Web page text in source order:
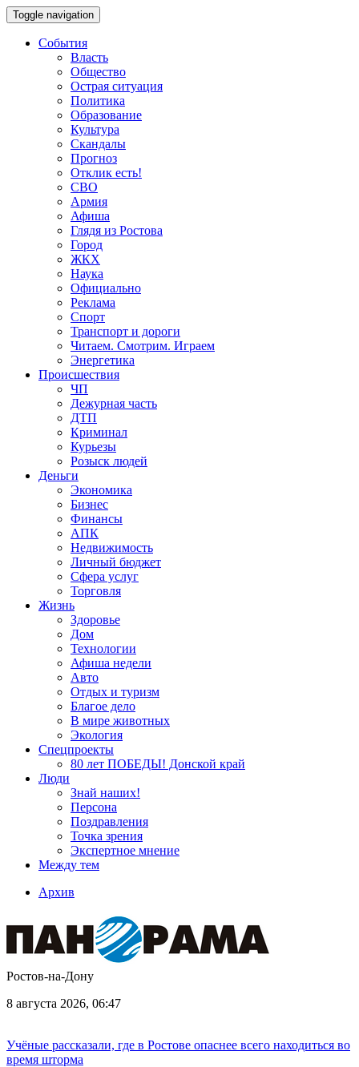
Toggle navigation
События
Власть
Общество
Острая ситуация
Политика
Образование
Культура
Скандалы
Прогноз
Отклик есть!
СВО
Армия
Афиша
Глядя из Ростова
Город
ЖКХ
Наука
Официально
Реклама
Спорт
Транспорт и дороги
Читаем. Смотрим. Играем
Энергетика
Происшествия
ЧП
Дежурная часть
ДТП
Криминал
Курьезы
Розыск людей
Деньги
Экономика
Бизнес
Финансы
АПК
Недвижимость
Личный бюджет
Сфера услуг
Торговля
Жизнь
Здоровье
Дом
Технологии
Афиша недели
Авто
Отдых и туризм
Благое дело
В мире животных
Экология
Спецпроекты
80 лет ПОБЕДЫ! Донской край
Люди
Знай наших!
Персона
Поздравления
Точка зрения
Экспертное мнение
Между тем
Архив
Ростов-на-Дону
8 августа 2026, 06:47
Учёные рассказали, где в Ростове опаснее всего находиться во
время шторма